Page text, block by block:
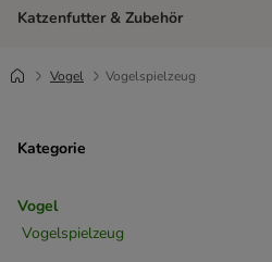
Katzenfutter & Zubehör
Vogel Vogelspielzeug
Kategorie
Vogel
Vogelspielzeug